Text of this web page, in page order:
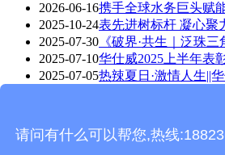
2026-06-16携手全球水务巨头赋
2025-10-24表先进树标杆 凝心聚
2025-07-30 《破界·共生｜泛珠
2025-07-10华仕威2025上半年表
2025-07-05热辣夏日·激情人生||
请问有什么可以帮您,热线